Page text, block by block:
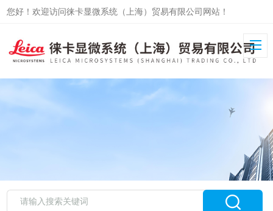
您好！欢迎访问徕卡显微系统（上海）贸易有限公司网站！